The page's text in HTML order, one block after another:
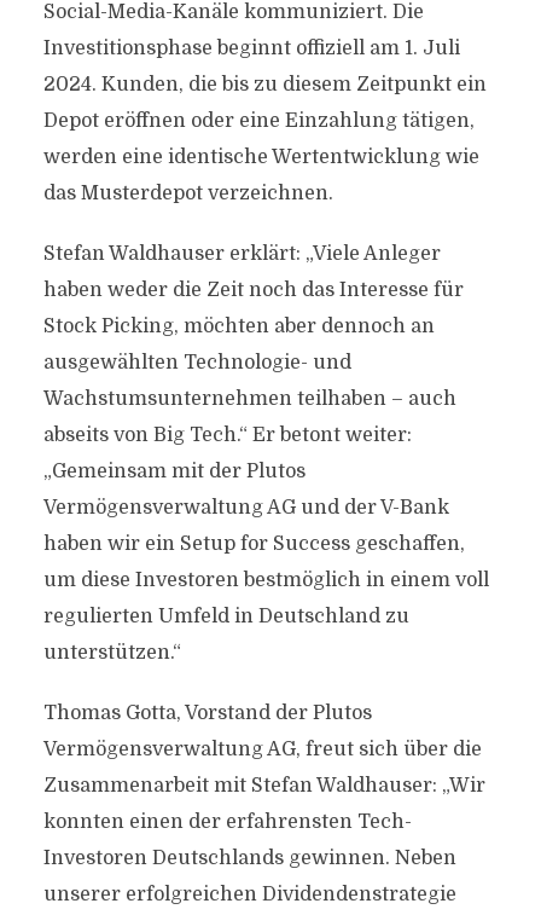
Social-Media-Kanäle kommuniziert. Die
Investitionsphase beginnt offiziell am 1. Juli
2024. Kunden, die bis zu diesem Zeitpunkt ein
Depot eröffnen oder eine Einzahlung tätigen,
werden eine identische Wertentwicklung wie
das Musterdepot verzeichnen.
Stefan Waldhauser erklärt: „Viele Anleger
haben weder die Zeit noch das Interesse für
Stock Picking, möchten aber dennoch an
ausgewählten Technologie- und
Wachstumsunternehmen teilhaben – auch
abseits von Big Tech.“ Er betont weiter:
„Gemeinsam mit der Plutos
Vermögensverwaltung AG und der V-Bank
haben wir ein Setup for Success geschaffen,
um diese Investoren bestmöglich in einem voll
regulierten Umfeld in Deutschland zu
unterstützen.“
Thomas Gotta, Vorstand der Plutos
Vermögensverwaltung AG, freut sich über die
Zusammenarbeit mit Stefan Waldhauser: „Wir
konnten einen der erfahrensten Tech-
Investoren Deutschlands gewinnen. Neben
unserer erfolgreichen Dividendenstrategie